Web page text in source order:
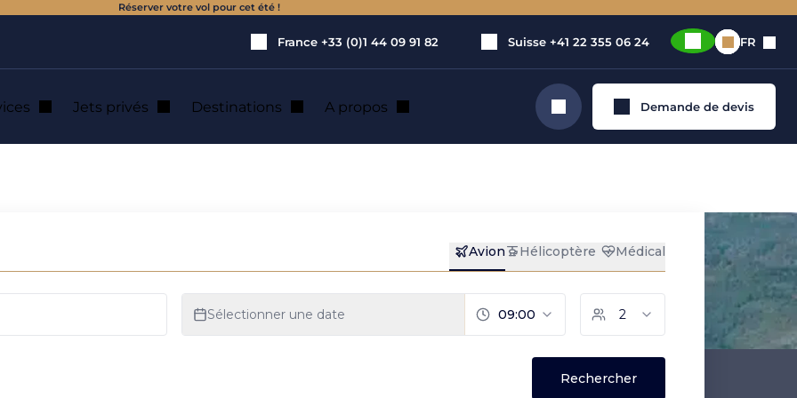
Réserver votre vol pour cet été !
France +33 (0)1 44 09 91 82 Suisse +41 22 355 06 24 FR
Jets privés Destinations A propos Rechercher Demande de devis